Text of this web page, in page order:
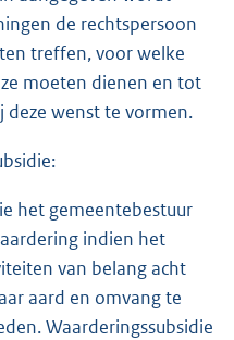
de rechtspersoon
treffen, voor welke
moeten dienen en tot
deze wenst te vormen.
het gemeentebestuur
indien het
van belang acht
aard en omvang te
Waarderingssubsidie